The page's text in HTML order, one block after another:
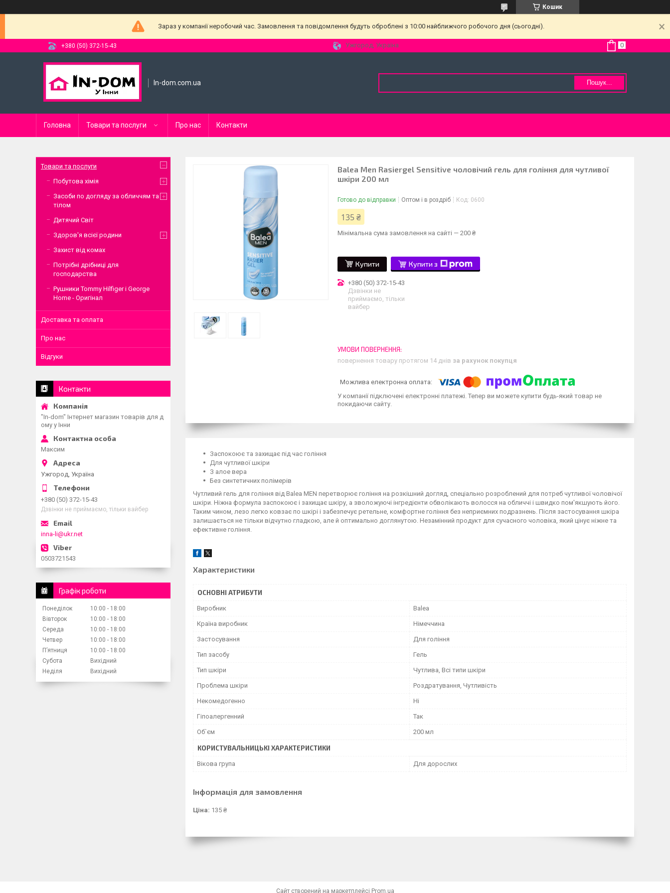
Кошик
Зараз у компанії неробочий час. Замовлення та повідомлення будуть оброблені з 10:00 найближчого робочого дня (сьогодні).
+380 (50) 372-15-43 Ужгород, Україна
In-dom.com.ua Пошук...
Головна Товари та послуги Про нас Контакти
Balea Men Rasiergel Sensitive чоловічий гель для гоління для чутливої
шкіри 200 мл
Готово до відправки Оптом і в роздріб Код: 0600
135 ₴
Мінімальна сума замовлення на сайті — 200 ₴
Купити Купити з
+380 (50) 372-15-43
Дзвінки не
приймаємо, тільки
вайбер
повернення товару протягом 14 днів за рахунок покупця
У компанії підключені електронні платежі. Тепер ви можете купити будь-який товар не
покидаючи сайту.
Заспокоює та захищає під час гоління
Для чутливої шкіри
З алое вера
Без синтетичних полімерів
Чутливий гель для гоління від Balea MEN перетворює гоління на розкішний догляд, спеціально розроблений для потреб чутливої чоловічої
шкіри. Ніжна формула заспокоює і захищає шкіру, а зволожуючі інгредієнти обволікають волосся на обличчі і швидко пом'якшують його.
Таким чином, лезо легко ковзає по шкірі і забезпечує ретельне, комфортне гоління без неприємних подразнень. Після застосування шкіра
залишається не тільки відчутно гладкою, але й оптимально доглянутою. Незамінний продукт для сучасного чоловіка, який цінує ніжне та
ефективне гоління.
Характеристики
ОСНОВНІ АТРИБУТИ
Виробник Balea
Країна виробник Німеччина
Застосування Для гоління
Тип засобу Гель
Тип шкіри Чутлива, Всі типи шкіри
Проблема шкіри Роздратування, Чутливість
Некомедогенно Ні
Гіпоалергенний Так
Об`єм 200 мл
КОРИСТУВАЛЬНИЦЬКІ ХАРАКТЕРИСТИКИ
Вікова група Для дорослих
Інформація для замовлення
Ціна: 135 ₴
Товари та послуги
Побутова хімія
Засоби по догляду за обличчям та
тілом
Дитячий Світ
Здоров'я всієї родини
Захист від комах
Потрібні дрібниці для
господарства
Рушники Tommy Hilfiger і George
Home - Оригінал
Доставка та оплата
Про нас
Відгуки
Контакти
"In-dom" Інтернет магазин товарів для д
ому у Інни
Максим
Ужгород, Україна
+380 (50) 372-15-43
Дзвінки не приймаємо, тільки вайбер
inna-li@ukr.net
0503721543
Графік роботи
Понеділок 10:00
18:00
Вівторок
10:00
18:00
Середа
10:00
18:00
Четвер
10:00
18:00
Пʼятниця
10:00
18:00
Субота
Вихідний
Неділя
Вихідний
Сайт створений на маркетплейсі Prom.ua